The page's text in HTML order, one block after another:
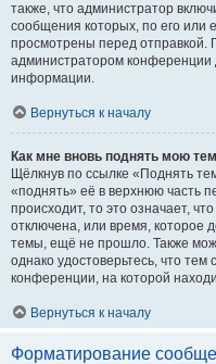
также, что администратор
сообщения которых, по его
просмотрены перед отправкой.
администратором конференции
информации.
Вернуться к началу
Как мне вновь поднять мою
Щёлкнув по ссылке «Поднять
«поднять» её в верхнюю часть
происходит, то это означает,
отключена, или время, которое
темы, ещё не прошло. Также
однако удостоверьтесь, что
конференции, на которой
Вернуться к началу
Форматирование